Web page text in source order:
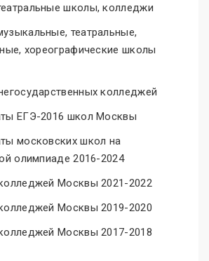
школы, колледжи
театральные,
хореографические школы
колледжей
ЕГЭ-2016 школ Москвы
московских школ на
олимпиаде 2016-2024
Москвы 2021-2022
Москвы 2019-2020
Москвы 2017-2018